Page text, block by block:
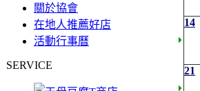
關於協會
在地人推薦好店
活動行事曆
SERVICE
14
21